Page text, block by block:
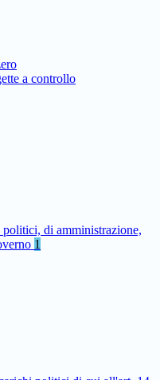
a controllo
di amministrazione,
1